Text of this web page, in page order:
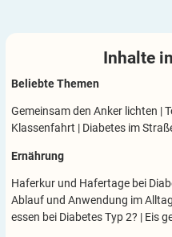
Inhalte
Beliebte Themen
Gemeinsam den Anker lichten |
Klassenfahrt | Diabetes im
Ernährung
Haferkur und Hafertage bei
Ablauf und Anwendung im Alltag
essen bei Diabetes Typ 2? | Eis